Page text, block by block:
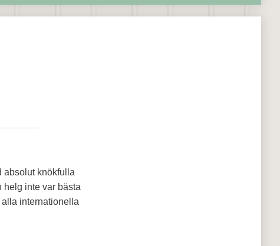
absolut knökfulla
helg inte var bästa
internationella